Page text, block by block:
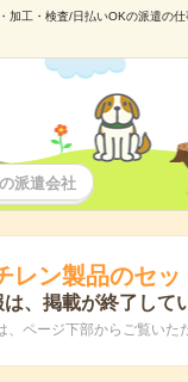
加工・検査/日払いOKの派遣
派遣会社
レン製品のセ
、掲載が終了して
ページ下部からご覧いた